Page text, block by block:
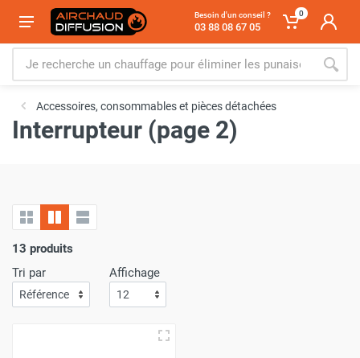
Besoin d'un conseil ?
03 88 08 67 05
0
Accessoires, consommables et pièces détachées
Interrupteur (page 2)
13 produits
Tri par
Affichage